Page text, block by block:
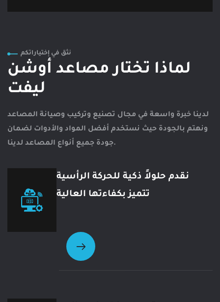
نثق في إختياراتكم
لماذا تختار مصاعد أوشن
ليفت
لدينا خبرة واسعة في مجال تصنيع وتركيب وصيانة المصاعد
ونهتم بالجودة حيث نستخدم أفضل المواد والأدوات لضمان
جودة جميع أنواع المصاعد لدينا.
نقدم حلولاً ذكية للحركة الرأسية
تتميز بكفاءتها العالية